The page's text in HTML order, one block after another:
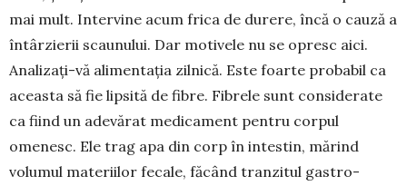
mai mult. Intervine acum frica de durere, încă o cauză a
întârzierii scaunului. Dar motivele nu se opresc aici.
Anali­zați-vă ali­mentaţia zilnică. Este foarte probabil ca
aceasta să fie lipsită de fibre. Fibrele sunt conside­rate
ca fiind un adevă­rat medicament pentru corpul
omenesc. Ele trag apa din corp în intestin, mărind
volumul ma­teriilor fecale, făcând tranzitul gastro­